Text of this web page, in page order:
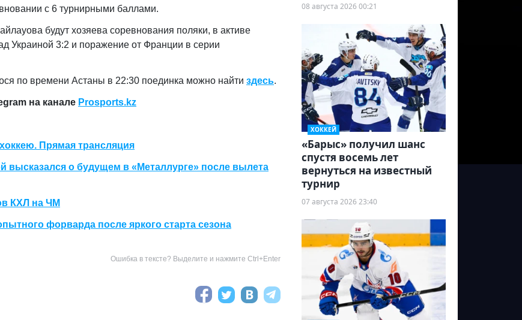
с 6 турнирными баллами.
будут хозяева соревнования поляки, в активе
Украиной 3:2 и поражение от Франции в серии
по времени Астаны в 22:30 поединка можно найти здесь.
на канале Prosports.kz
Прямая трансляция
высказался о будущем в «Металлурге» после вылета
КХЛ на ЧМ
форварда после яркого старта сезона
Ошибка в тексте? Выделите и нажмите Ctrl+Enter
08 августа 2026 00:21
ХОККЕЙ
«Барыс» получил шанс
спустя восемь лет
вернуться на известный
турнир
07 августа 2026 23:40